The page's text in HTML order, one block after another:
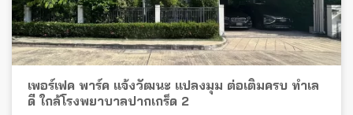
เพอร์เฟค พาร์ค แจ้งวัฒนะ แปลงมุม ต่อเติมครบ ทำเล
ดี ใกล้โรงพยาบาลปากเกร็ด 2